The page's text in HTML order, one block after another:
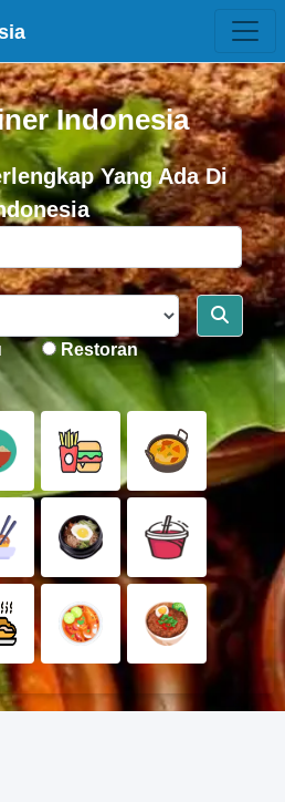
Indonesia
Yang Ada Di
Restoran